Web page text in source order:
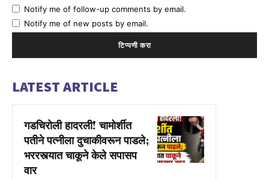
Notify me of follow-up comments by email.
Notify me of new posts by email.
LATEST ARTICLE
गडचिरोली हादरली! चामोर्शीत
पतीने पत्नीला दुचाकीवरून पाडले;
भररस्त्यात चाकूने केले सपासप
वार